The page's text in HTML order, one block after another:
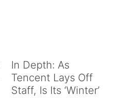
In Depth: As
Tencent Lays Off
Staff, Is Its ‘Winter’